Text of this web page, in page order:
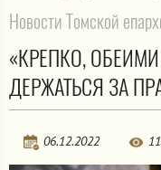
Новости Томской
«КРЕПКО,
ДЕРЖАТЬСЯ ЗА
06.12.2022